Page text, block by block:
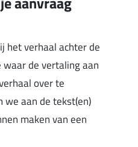
het verhaal achter de
de vertaling aan
over te
we aan de tekst(en)
maken van een